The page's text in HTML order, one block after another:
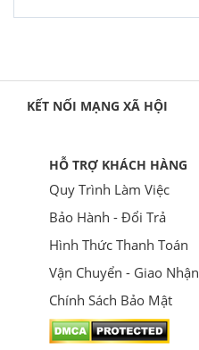
KẾT NỐI MẠNG XÃ HỘI
HỖ TRỢ KHÁCH HÀNG
Quy Trình Làm Việc
Bảo Hành - Đổi Trả
Hình Thức Thanh Toán
Vận Chuyển - Giao Nhận
Chính Sách Bảo Mật